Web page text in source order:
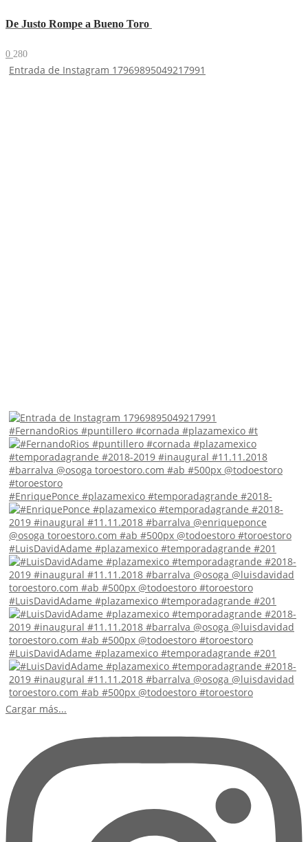
De Justo Rompe a Bueno Toro
0 280
Entrada de Instagram 17969895049217991
#FernandoRios #puntillero #cornada #plazamexico #t
#EnriquePonce #plazamexico #temporadagrande #2018-
#LuisDavidAdame #plazamexico #temporadagrande #201
#LuisDavidAdame #plazamexico #temporadagrande #201
#LuisDavidAdame #plazamexico #temporadagrande #201
Cargar más...